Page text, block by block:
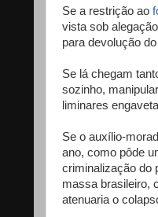
Se a restrição ao
vista sob
para devolução
Se lá chegam
sozinho,
liminares
Se o auxílio-
ano, como pôde
criminalização do
massa brasileiro,
atenuaria o